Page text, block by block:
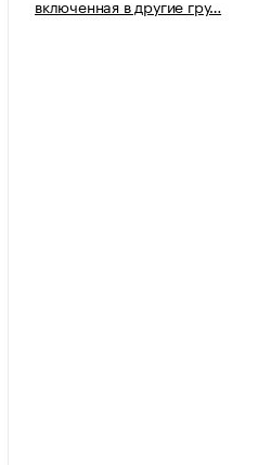
включенная в другие гру…